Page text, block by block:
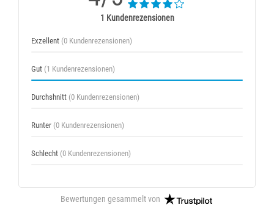
1 Kundenrezensionen
Exzellent (0 Kundenrezensionen)
Gut (1 Kundenrezensionen)
Durchshnitt (0 Kundenrezensionen)
Runter (0 Kundenrezensionen)
Schlecht (0 Kundenrezensionen)
Bewertungen gesammelt von